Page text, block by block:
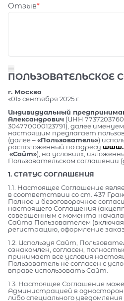
Отзыв
ПОЛЬЗОВАТЕЛЬСКОЕ
г. Москва
«01» сентября 2025 г.
Индивидуальный
Александрович (ИНН
304770000123791), далее
настоящим предлагает
(далее –«Пользователь»)
расположенный по адресу
«Сайт»), на условиях,
Пользовательском соглашении
1. СТАТУС СОГЛАШЕНИЯ
1.1. Настоящее Соглашение
в соответствии со ст. 437
Полное и безоговорочное
настоящего Соглашения
совершенным с момента начала
Сайта Пользователем
регистрацию, оформление
1.2. Используя Сайт,
ознакомлен, согласен,
принимает все условия
Пользователь не согласен с
вправе использовать Сайт.
1.3. Настоящее Соглашение
Администрацией в
либо специального